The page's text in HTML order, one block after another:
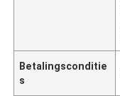
Betalingsconditie
s